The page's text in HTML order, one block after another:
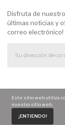
Home
Disfruta de
últimas noticias y
correo electrónico!
Este sitio web utiliza
nuestro sitio web.
¡ENTIENDO!